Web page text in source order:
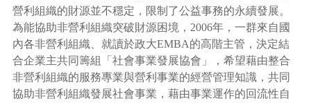
營利組織的財源並不穩定，限制了公益事務的永續發展。
為能協助非營利組織突破財源困境，2006年，一群來自國
內各非營利組織、就讀於政大EMBA的高階主管，決定結
合企業主共同籌組「社會事業發展協會」，希望藉由整合
非營利組織的服務專業與營利事業的經營管理知識，共同
協助非營利組織發展社會事業，藉由事業運作的回流性自